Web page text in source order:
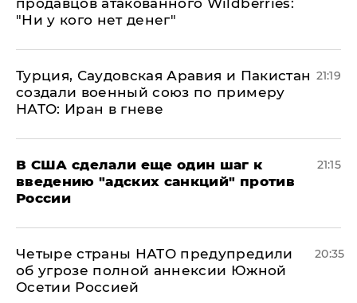
продавцов атакованного Wildberries:
"Ни у кого нет денег"
Турция, Саудовская Аравия и Пакистан
создали военный союз по примеру
НАТО: Иран в гневе
21:19
В США сделали еще один шаг к
введению "адских санкций" против
России
21:15
Четыре страны НАТО предупредили
об угрозе полной аннексии Южной
Осетии Россией
20:35